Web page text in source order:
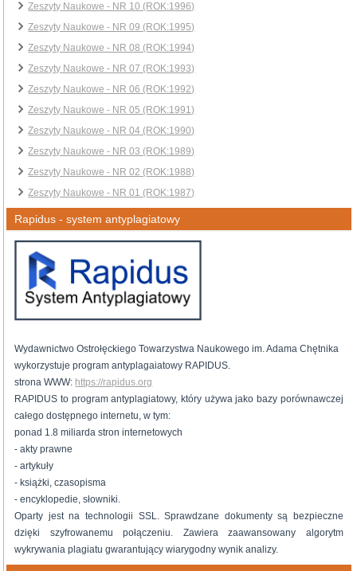
Zeszyty Naukowe - NR 10 (ROK:1996)
Zeszyty Naukowe - NR 09 (ROK:1995)
Zeszyty Naukowe - NR 08 (ROK:1994)
Zeszyty Naukowe - NR 07 (ROK:1993)
Zeszyty Naukowe - NR 06 (ROK:1992)
Zeszyty Naukowe - NR 05 (ROK:1991)
Zeszyty Naukowe - NR 04 (ROK:1990)
Zeszyty Naukowe - NR 03 (ROK:1989)
Zeszyty Naukowe - NR 02 (ROK:1988)
Zeszyty Naukowe - NR 01 (ROK:1987)
Rapidus - system antyplagiatowy
Wydawnictwo Ostrołęckiego Towarzystwa Naukowego im. Adama Chętnika
wykorzystuje program antyplagaiatowy RAPIDUS.
strona WWW: https://rapidus.org
RAPIDUS to program antyplagiatowy, który używa jako bazy porównawczej
całego dostępnego internetu, w tym:
ponad 1.8 miliarda stron internetowych
- akty prawne
- artykuły
- książki, czasopisma
- encyklopedie, słowniki.
Oparty jest na technologii SSL. Sprawdzane dokumenty są bezpieczne
dzięki szyfrowanemu połączeniu. Zawiera zaawansowany algorytm
wykrywania plagiatu gwarantujący wiarygodny wynik analizy.